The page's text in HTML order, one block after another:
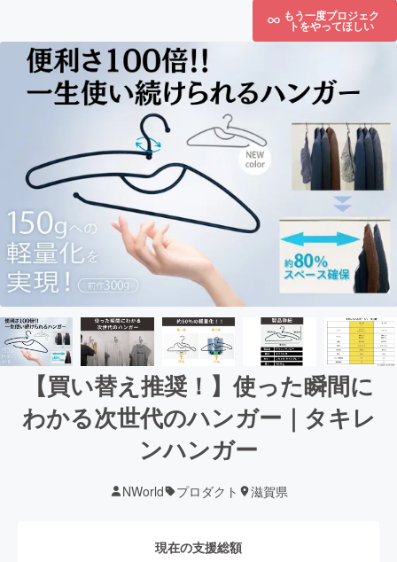
もう一度プロジェク
トをやってほしい
【買い替え推奨！】使った瞬間に
わかる次世代のハンガー｜タキレ
ンハンガー
NWorld プロダクト 滋賀県
現在の支援総額